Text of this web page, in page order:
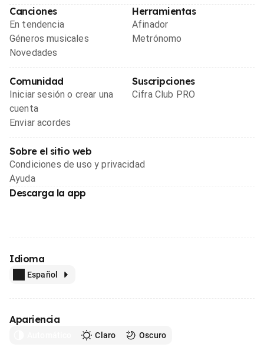
Canciones
En tendencia
Géneros musicales
Novedades
Herramientas
Afinador
Metrónomo
Comunidad
Iniciar sesión o crear una
cuenta
Enviar acordes
Suscripciones
Cifra Club PRO
Sobre el sitio web
Condiciones de uso y privacidad
Ayuda
Descarga la app
Idioma
Español
Apariencia
Claro Oscuro